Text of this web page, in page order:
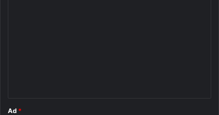
Ad *